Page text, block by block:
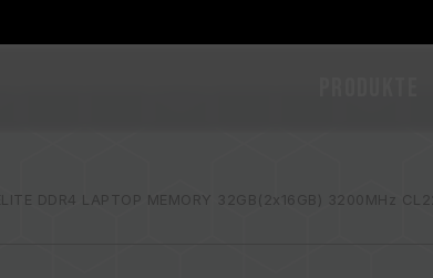
ELITE DDR4 LAPTOP MEMORY 32GB(2x16GB) 3200MHz CL22